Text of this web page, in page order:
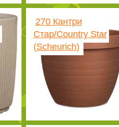
270 Кантри
Стар/Country Star
(Scheurich)